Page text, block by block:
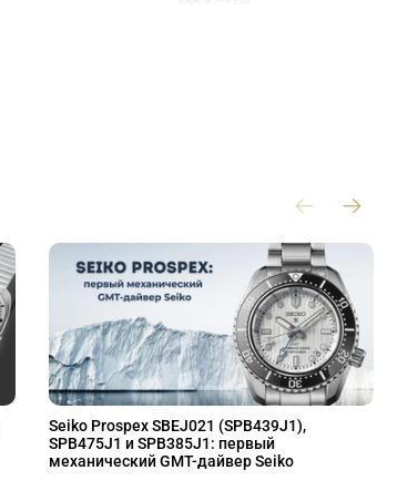
Seiko Prospex SBEJ021 (SPB439J1),
SPB475J1 и SPB385J1: первый
механический GMT-дайвер Seiko